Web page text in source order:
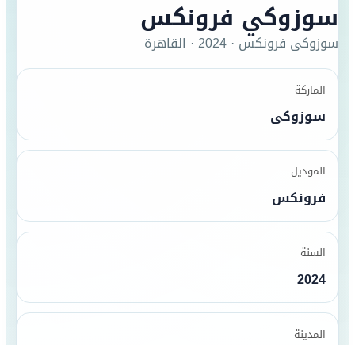
سوزوكي فرونكس
سوزوكى فرونكس ·
2024
· القاهرة
الماركة
سوزوكى
الموديل
فرونكس
السنة
2024
المدينة